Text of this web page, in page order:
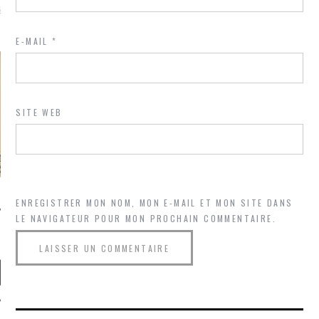
je ne parle presque que
E-MAIL*
SITE WEB
ENREGISTRER MON NOM, MON E-MAIL ET MON SITE DANS
LE NAVIGATEUR POUR MON PROCHAIN COMMENTAIRE.